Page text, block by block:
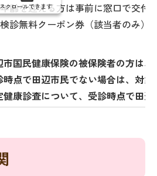
齢を迎える方は事前に窓口で交付
診無料クーポン券（該当者のみ）
市国民健康保険の被保険者の方は
時点で田辺市民でない場合は、対
健康診査について、受診時点で田
スクロールできます